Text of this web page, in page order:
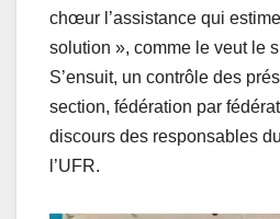
chœur l’assistance qui
solution », comme le veut le
S’ensuit, un contrôle des
section, fédération par
discours des responsables
l’UFR.